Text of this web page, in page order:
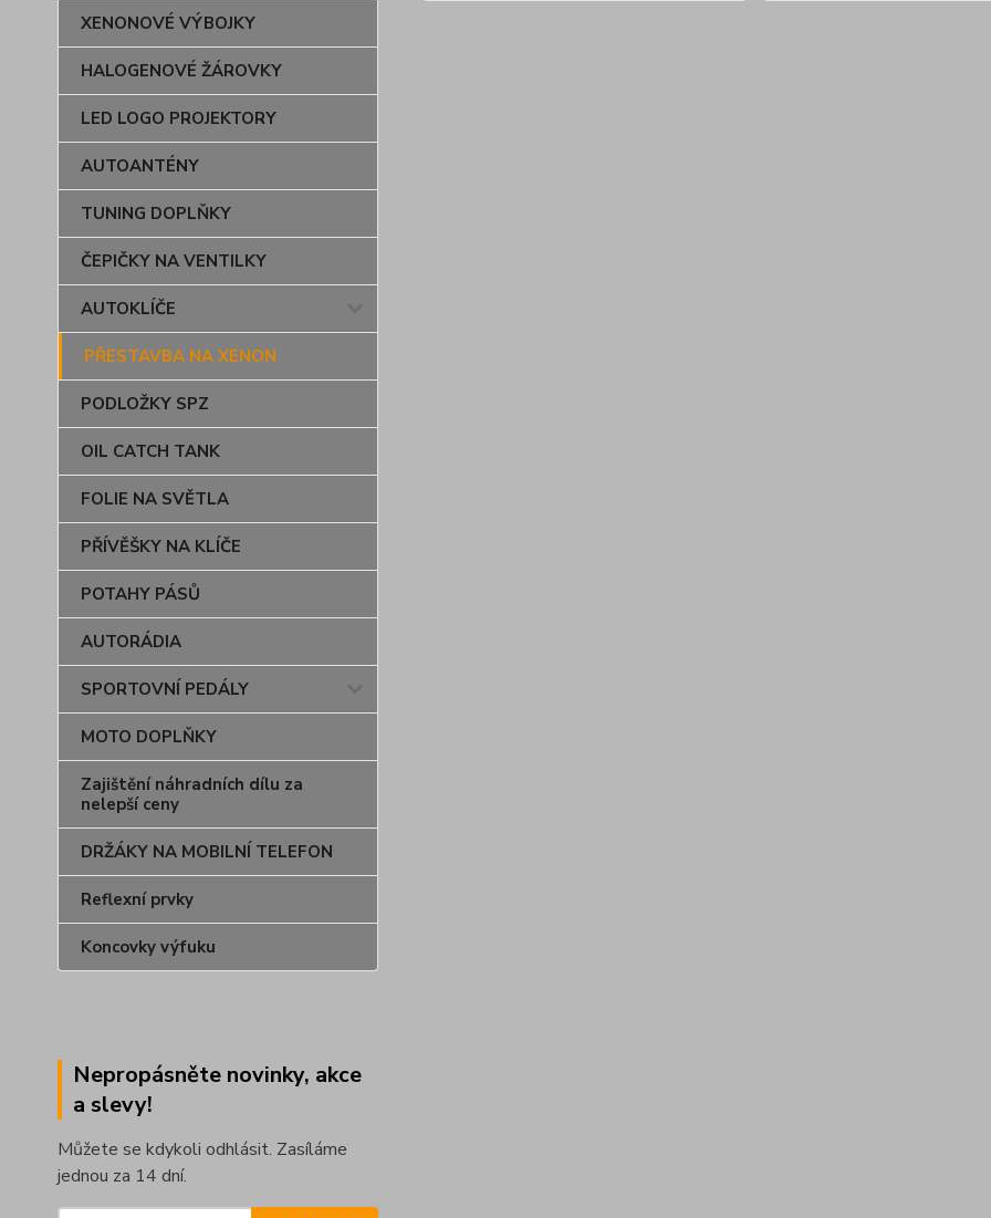
XENONOVÉ VÝBOJKY
HALOGENOVÉ ŽÁROVKY
LED LOGO PROJEKTORY
AUTOANTÉNY
TUNING DOPLŇKY
ČEPIČKY NA VENTILKY
AUTOKLÍČE
PŘESTAVBA NA XENON
PODLOŽKY SPZ
OIL CATCH TANK
FOLIE NA SVĚTLA
PŘÍVĚŠKY NA KLÍČE
POTAHY PÁSŮ
AUTORÁDIA
SPORTOVNÍ PEDÁLY
MOTO DOPLŇKY
Zajištění náhradních dílu za
nelepší ceny
DRŽÁKY NA MOBILNÍ TELEFON
Reflexní prvky
Koncovky výfuku
Nepropásněte novinky, akce
a slevy!
Můžete se kdykoli odhlásit. Zasíláme
jednou za 14 dní.